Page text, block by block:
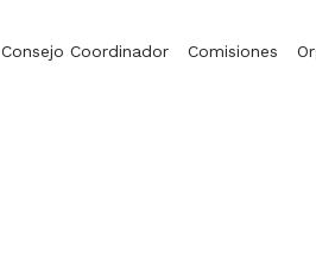
Consejo Coordinador Comisiones